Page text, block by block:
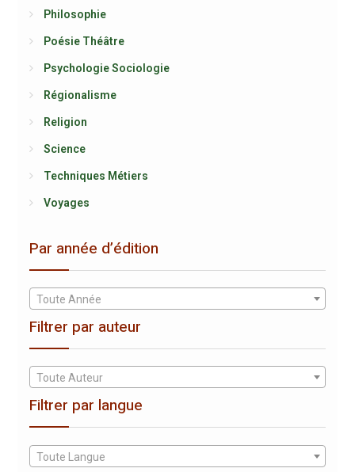
Philosophie
Poésie Théâtre
Psychologie Sociologie
Régionalisme
Religion
Science
Techniques Métiers
Voyages
Par année d’édition
Toute Année
Filtrer par auteur
Toute Auteur
Filtrer par langue
Toute Langue